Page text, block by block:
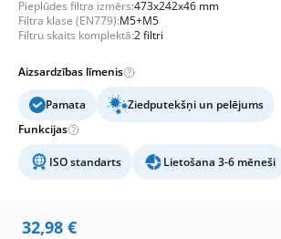
Pieplūdes filtra izmērs:473x242x46 mm
Filtra klase (EN779):M5+M5
Filtru skaits komplektā:2 filtri
Aizsardzības līmenis
Pamata
Ziedputekšņi un pelējums
Funkcijas
ISO standarts Lietošana 3-6 mēneši
32,98 €